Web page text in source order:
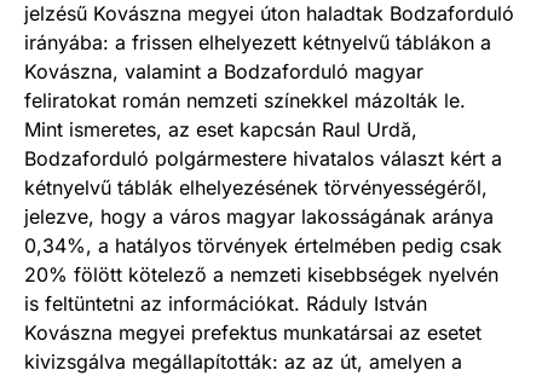
jelzésű Kovászna megyei úton haladtak Bodzaforduló
irányába: a frissen elhelyezett kétnyelvű táblákon a
Kovászna, valamint a Bodzaforduló magyar
feliratokat román nemzeti színekkel mázolták le.
Mint ismeretes, az eset kapcsán Raul Urdă,
Bodzaforduló polgármestere hivatalos választ kért a
kétnyelvű táblák elhelyezésének törvényességéről,
jelezve, hogy a város magyar lakosságának aránya
0,34%, a hatályos törvények értelmében pedig csak
20% fölött kötelező a nemzeti kisebbségek nyelvén
is feltüntetni az információkat. Ráduly István
Kovászna megyei prefektus munkatársai az esetet
kivizsgálva megállapították: az az út, amelyen a